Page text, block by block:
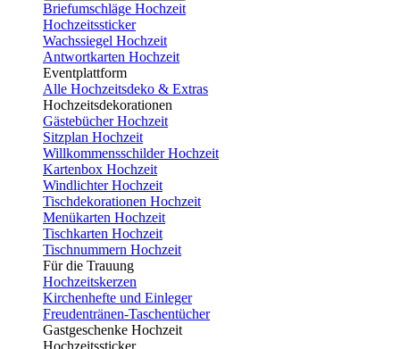
Briefumschläge Hochzeit
Hochzeitssticker
Wachssiegel Hochzeit
Antwortkarten Hochzeit
Eventplattform
Alle Hochzeitsdeko & Extras
Hochzeitsdekorationen
Gästebücher Hochzeit
Sitzplan Hochzeit
Willkommensschilder Hochzeit
Kartenbox Hochzeit
Windlichter Hochzeit
Tischdekorationen Hochzeit
Menükarten Hochzeit
Tischkarten Hochzeit
Tischnummern Hochzeit
Für die Trauung
Hochzeitskerzen
Kirchenhefte und Einleger
Freudentränen-Taschentücher
Gastgeschenke Hochzeit
Hochzeitssticker